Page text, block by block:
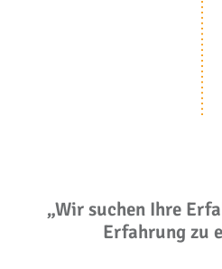
„Wir suchen Ihre
Erfahrung zu